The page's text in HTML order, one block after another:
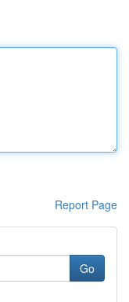
Report Page
Go